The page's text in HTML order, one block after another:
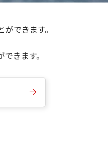
できます。
きます。